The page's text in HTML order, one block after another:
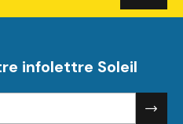
infolettre Soleil